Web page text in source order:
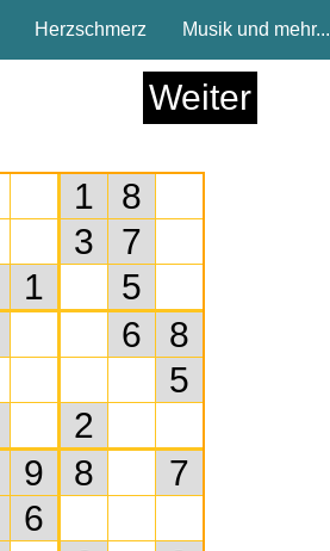
Herzschmerz Musik und mehr...
Weiter